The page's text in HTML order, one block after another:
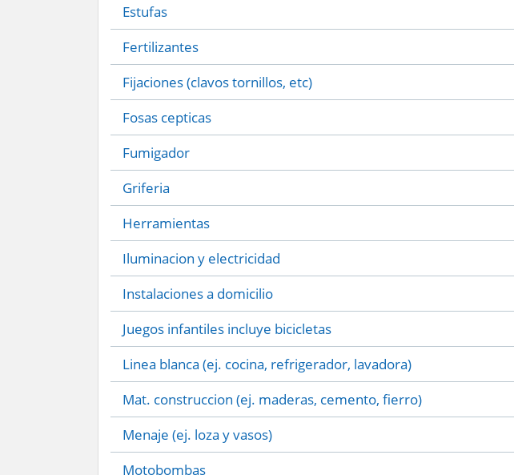
Estufas
Fertilizantes
Fijaciones (clavos tornillos, etc)
Fosas cepticas
Fumigador
Griferia
Herramientas
Iluminacion y electricidad
Instalaciones a domicilio
Juegos infantiles incluye bicicletas
Linea blanca (ej. cocina, refrigerador, lavadora)
Mat. construccion (ej. maderas, cemento, fierro)
Menaje (ej. loza y vasos)
Motobombas